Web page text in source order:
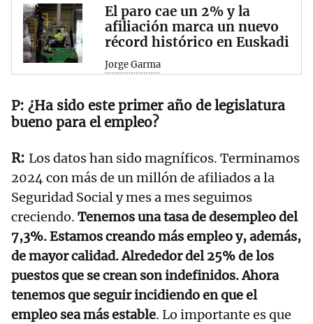
El paro cae un 2% y la
afiliación marca un nuevo
récord histórico en Euskadi
Jorge Garma
¿Ha sido este primer año de legislatura
bueno para el empleo?
Los datos han sido magníficos. Terminamos
2024 con más de un millón de afiliados a la
Seguridad Social y mes a mes seguimos
creciendo. Tenemos una tasa de desempleo del
7,3%. Estamos creando más empleo y, además,
de mayor calidad. Alrededor del 25% de los
puestos que se crean son indefinidos. Ahora
tenemos que seguir incidiendo en que el
empleo sea más estable. Lo importante es que